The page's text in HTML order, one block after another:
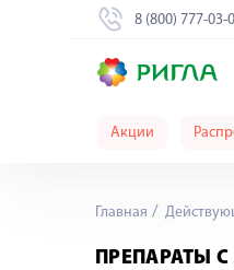
8 (800) 777-03-
Акции
Главная
ПРЕПАРАТЫ